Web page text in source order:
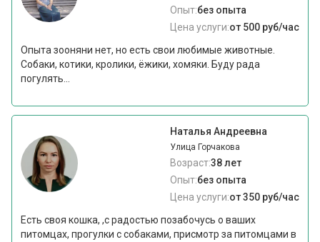
Опыт:без опыта
Цена услуги:от 500 руб/час
Опыта зооняни нет, но есть свои любимые животные.
Собаки, котики, кролики, ёжики, хомяки. Буду рада
погулять...
Наталья Андреевна
Улица Горчакова
Возраст:38 лет
Опыт:без опыта
Цена услуги:от 350 руб/час
Есть своя кошка, ,с радостью позабочусь о ваших
питомцах, прогулки с собаками, присмотр за питомцами в